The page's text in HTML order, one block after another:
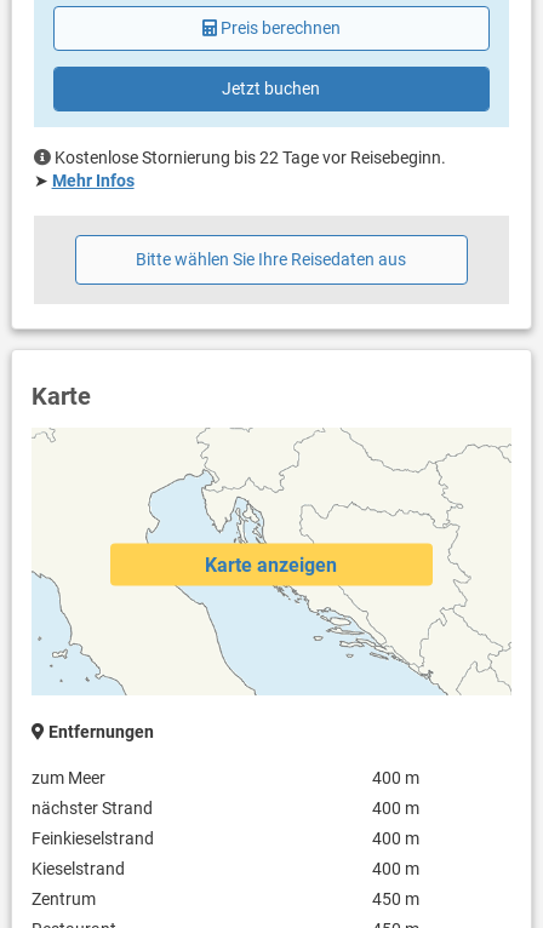
Privater Parkplatz auf dem Grundstück
Whirlpool
Heizung
Klimaanlage im Preis inklusive
Bettwäsche vorhanden
Handtücher vorhanden
Preis berechnen
Jetzt buchen
Kostenlose Stornierung bis 22 Tage vor Reisebeginn.
➤ Mehr Infos
Bitte wählen Sie Ihre Reisedaten aus
Karte
Karte anzeigen
Entfernungen
zum Meer
400 m
nächster Strand
400 m
Feinkieselstrand
400 m
Kieselstrand
400 m
Zentrum
450 m